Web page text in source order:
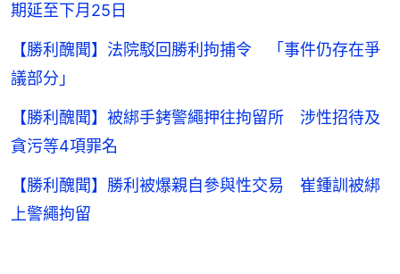
期延至下月25日
【勝利醜聞】法院駁回勝利拘捕令 「事件仍存在爭
議部分」
【勝利醜聞】被綁手銬警繩押往拘留所 涉性招待及
貪污等4項罪名
【勝利醜聞】勝利被爆親自參與性交易 崔鍾訓被綁
上警繩拘留